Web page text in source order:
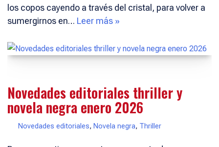
los copos cayendo a través del cristal, para volver a
sumergirnos en… Leer más »
Novedades editoriales thriller y
novela negra enero 2026
Novedades editoriales, Novela negra, Thriller